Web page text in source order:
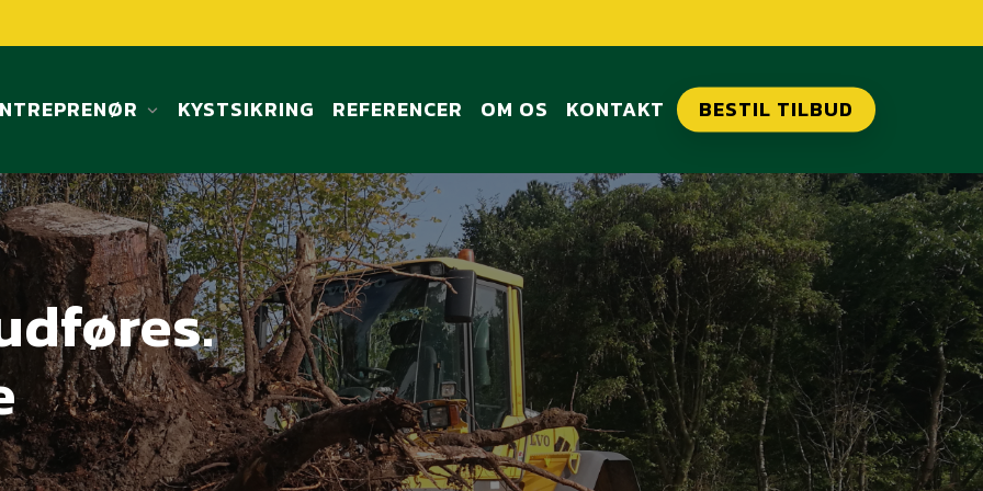
KYSTSIKRING REFERENCER OM OS KONTAKT BESTIL TILBUD